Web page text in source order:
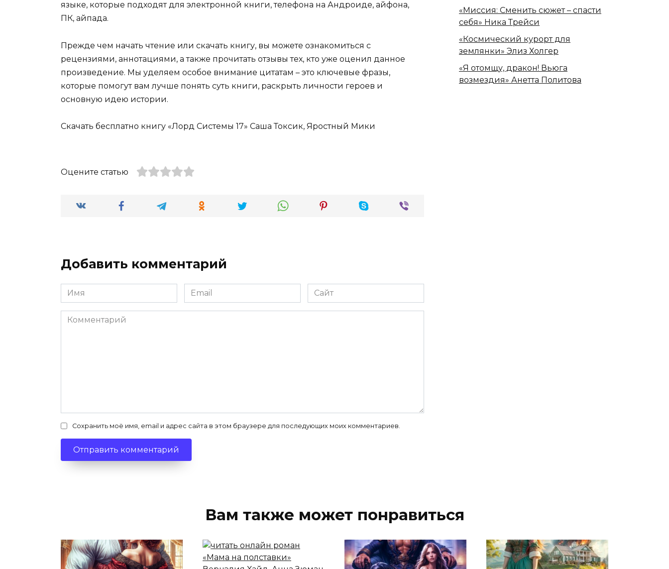
языке, которые подходят для электронной книги, телефона на Андроиде, айфона,
ПК, айпада.
Прежде чем начать чтение или скачать книгу, вы можете ознакомиться с
рецензиями, аннотациями, а также прочитать отзывы тех, кто уже оценил данное
произведение. Мы уделяем особое внимание цитатам – это ключевые фразы,
которые помогут вам лучше понять суть книги, раскрыть личности героев и
основную идею истории.
Скачать бесплатно книгу «Лорд Системы 17» Саша Токсик, Яростный Мики
Оцените статью
Добавить комментарий
Имя
*
Email
*
Сайт
Комментарий
Сохранить моё имя, email и адрес сайта в этом браузере для последующих моих комментариев.
«Миссия: Сменить сюжет – спасти
себя» Ника Трейси
«Космический курорт для
землянки» Элиз Холгер
«Я отомщу, дракон! Вьюга
возмездия» Анетта Политова
Вам также может понравиться